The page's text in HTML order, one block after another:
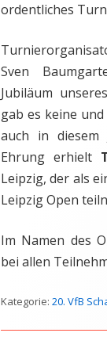
ordentliches
Sven
Jubiläum
gab es keine
auch in diesem
Ehrung erhielt
Leipzig, der als
Leipzig Open
Im Namen des
bei allen
Kategorie: 20. VfB